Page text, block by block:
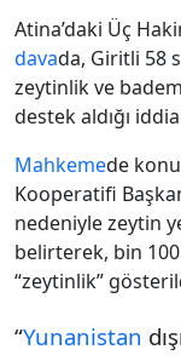
Atina’daki Üç
davada, Giritli 58
zeytinlik ve
destek aldığı
Mahkemede
Kooperatifi
nedeniyle zeytin
belirterek, bin
“zeytinlik”
“Yunanistan